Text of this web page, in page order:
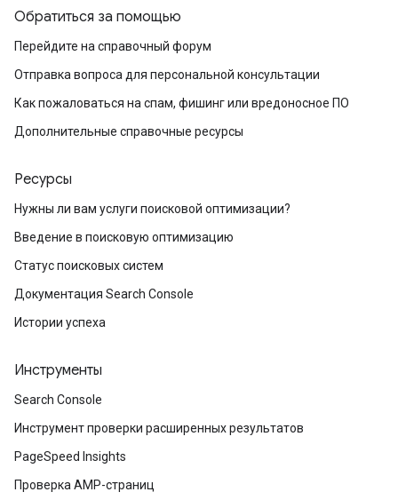
Обратиться за помощью
Перейдите на справочный форум
Отправка вопроса для персональной консультации
Как пожаловаться на спам, фишинг или вредоносное ПО
Дополнительные справочные ресурсы
Ресурсы
Нужны ли вам услуги поисковой оптимизации?
Введение в поисковую оптимизацию
Статус поисковых систем
Документация Search Console
Истории успеха
Инструменты
Search Console
Инструмент проверки расширенных результатов
PageSpeed Insights
Проверка AMP-страниц